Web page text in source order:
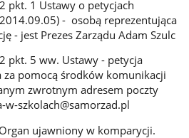
pkt. 1 Ustawy o petycjach
- osobą reprezentująca
- jest Prezes Zarządu Adam Szulc
pkt. 5 ww. Ustawy - petycja
za pomocą środków komunikacji
zwrotnym adresem poczty
szkolach@samorzad.pl
ujawniony w komparycji.